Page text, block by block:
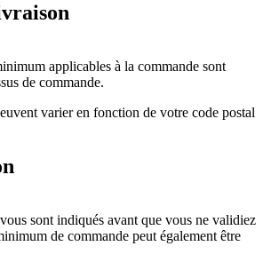
applicables à la commande sont
de commande.
varier en fonction de votre code postal
sont indiqués avant que vous ne validiez
de commande peut également être